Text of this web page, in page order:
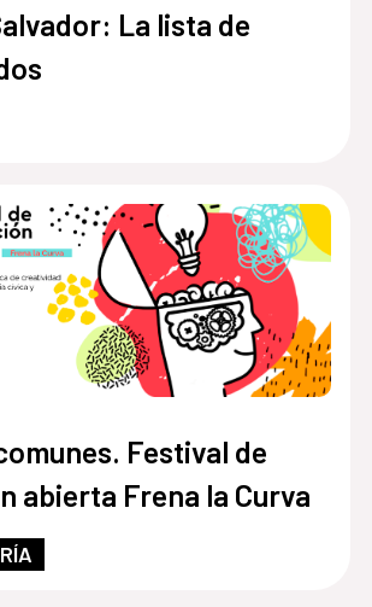
La lista de
Festival de
abierta Frena la Curva